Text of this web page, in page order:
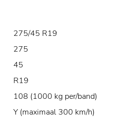
275/45 R19
275
45
R19
108 (1000 kg per/band)
Y (maximaal 300 km/h)